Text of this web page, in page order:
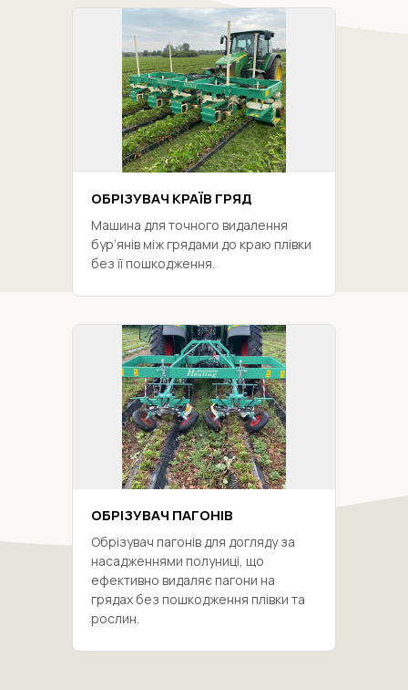
ОБРІЗУВАЧ КРАЇВ ГРЯД
Машина для точного видалення
бур’янів між грядами до краю плівки
без її пошкодження.
ОБРІЗУВАЧ ПАГОНІВ
Обрізувач пагонів для догляду за
насадженнями полуниці, що
ефективно видаляє пагони на
грядах без пошкодження плівки та
рослин.